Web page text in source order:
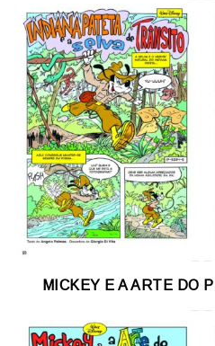
MICKEY E A ARTE DO